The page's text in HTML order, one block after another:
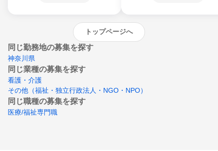
トップページへ
同じ勤務地の募集を探す
神奈川県
同じ業種の募集を探す
看護・介護
その他（福祉・独立行政法人・NGO・NPO）
同じ職種の募集を探す
医療/福祉専門職